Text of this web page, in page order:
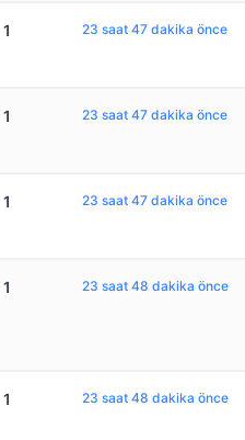
1 23 saat 47 dakika önce
1 23 saat 47 dakika önce
1 23 saat 47 dakika önce
1 23 saat 48 dakika önce
1 23 saat 48 dakika önce